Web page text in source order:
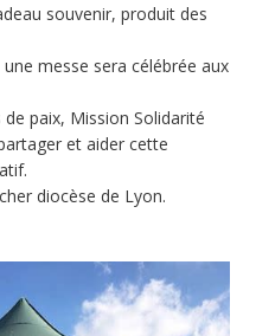
souvenir, produit des
messe sera célébrée aux
paix, Mission Solidarité
et aider cette
diocèse de Lyon.